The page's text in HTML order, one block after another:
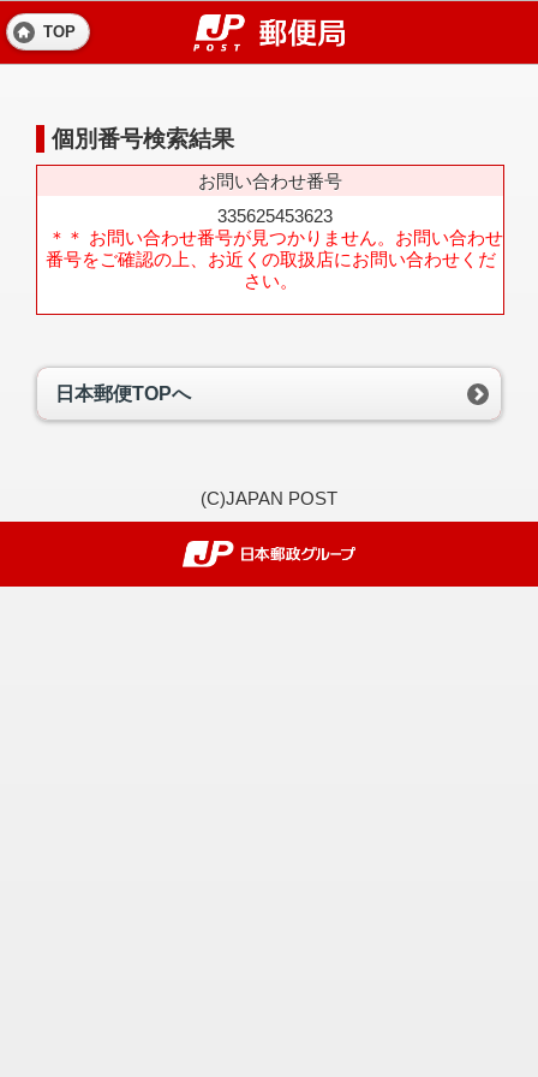
TOP
個別番号検索結果
お問い合わせ番号
335625453623
＊＊ お問い合わせ番号が見つかりません。お問い合わせ
番号をご確認の上、お近くの取扱店にお問い合わせくだ
さい。
日本郵便TOPへ
(C)JAPAN POST